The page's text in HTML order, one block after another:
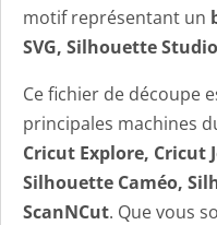
motif représentant un
SVG, Silhouette
Ce fichier de découpe
principales machines
Cricut Explore, Cricut
Silhouette Caméo,
ScanNCut. Que vous